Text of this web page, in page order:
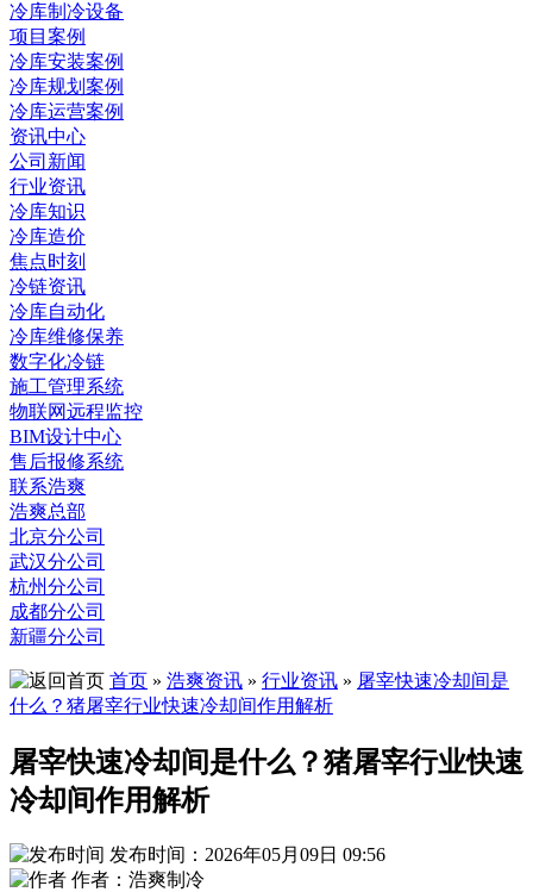
冷库制冷设备
项目案例
冷库安装案例
冷库规划案例
冷库运营案例
资讯中心
公司新闻
行业资讯
冷库知识
冷库造价
焦点时刻
冷链资讯
冷库自动化
冷库维修保养
数字化冷链
施工管理系统
物联网远程监控
BIM设计中心
售后报修系统
联系浩爽
浩爽总部
北京分公司
武汉分公司
杭州分公司
成都分公司
新疆分公司
首页 » 浩爽资讯 » 行业资讯 » 屠宰快速冷却间是
什么？猪屠宰行业快速冷却间作用解析
屠宰快速冷却间是什么？猪屠宰行业快速
冷却间作用解析
发布时间：2026年05月09日 09:56
作者：浩爽制冷